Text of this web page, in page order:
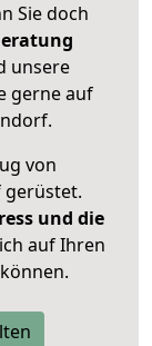
Sie doch
unsere
gerne auf
von
gerüstet.
und die
auf Ihren